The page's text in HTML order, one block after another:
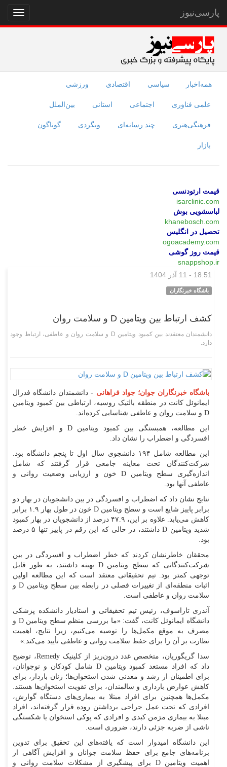
نمایش
منو
پارسی‌نیوز
همه‌اخبار سیاسی اقتصادی ورزشی
علمی فناوری اجتماعی استانی بین‌الملل
فرهنگی‌هنری چند رسانه‌ای وبگردی گوناگون
بازار
قیمت ارتودنسی
isarclinic.com
لباسشویی بوش
khanebosch.com
تحصیل در انگلیس
ogoacademy.com
قیمت روز گوشی
snappshop.ir
18:51 - 11 آذر 1404
باشگاه خبرنگاران
کشف ارتباط بین ویتامین D و سلامت روان
دانشمندان معتقدند بین کمبود ویتامین D و سلامت روان و عاطفی، ارتباط وجود
دارد.
باشگاه خبرنگاران جوان؛ جواد فراهانی - دانشمندان دانشگاه فدرال
ایمانوئل کانت در منطقه بالتیک روسیه، ارتباطی بین کمبود ویتامین
D و سلامت روان و عاطفی شناسایی کرده‌اند.
این مطالعه، همبستگی بین کمبود ویتامین D و افزایش خطر
افسردگی و اضطراب را نشان داد.
این مطالعه شامل ۱۹۴ دانشجوی سال اول تا پنجم دانشگاه بود.
شرکت‌کنندگان تحت معاینه جامعی قرار گرفتند که شامل
اندازه‌گیری سطح ویتامین D خون و ارزیابی وضعیت روانی و
عاطفی آنها بود.
نتایج نشان داد که اضطراب و افسردگی در بین دانشجویان در بهار دو
برابر پاییز شایع است و سطح ویتامین D خون در طول بهار ۱.۹ برابر
کاهش می‌یابد. علاوه بر این، ۴۷.۹ درصد از دانشجویان در بهار کمبود
شدید ویتامین D داشتند، در حالی که این رقم در پاییز تنها ۵ درصد
بود.
محققان خاطرنشان کردند که خطر اضطراب و افسردگی در بین
شرکت‌کنندگانی که سطح ویتامین D بهینه داشتند، به طور قابل
توجهی کمتر بود. تیم تحقیقاتی معتقد است که این مطالعه اولین
اثبات منطقه‌ای از تغییرات فصلی در رابطه بین سطح ویتامین D و
سلامت روان و عاطفی است.
آندری تاراسوف، رئیس تیم تحقیقاتی و استادیار دانشکده پزشکی
دانشگاه ایمانوئل کانت، گفت: «ما بررسی منظم سطح ویتامین D و
مصرف به موقع مکمل‌ها را توصیه می‌کنیم، زیرا نتایج، اهمیت
نظارت بر آن را برای حفظ سلامت روانی و عاطفی تأیید می‌کند.»
سدا گریگوریان، متخصص غدد درون‌ریز از کلینیک Remedy، توضیح
داد که افراد مستعد کمبود ویتامین D شامل کودکان و نوجوانان،
برای اطمینان از رشد و معدنی شدن استخوان‌ها؛ زنان باردار، برای
کاهش عوارض بارداری و سالمندان، برای تقویت استخوان‌ها هستند.
مکمل‌ها همچنین برای افراد مبتلا به بیماری‌های دستگاه گوارش،
افرادی که تحت عمل جراحی برداشتن روده قرار گرفته‌اند، افراد
مبتلا به بیماری مزمن کبدی و افرادی که پوکی استخوان یا شکستگی
ناشی از ضربه جزئی دارند، ضروری است.
این دانشگاه امیدوار است که یافته‌های این تحقیق برای تدوین
برنامه‌های جامع برای حفظ سلامت جوانان و افزایش آگاهی از
اهمیت ویتامین D برای پیشگیری از مشکلات سلامت روانی و